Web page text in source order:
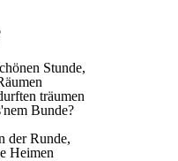
Stunde,
träumen
Bunde?
der Runde,
Heimen